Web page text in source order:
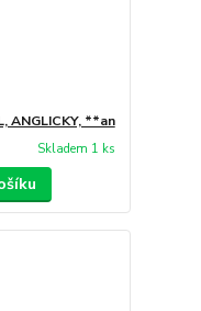
ANGLICKY, **an
Skladem 1 ks